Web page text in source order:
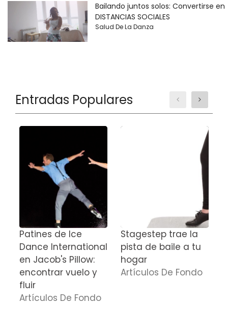
Bailando juntos solos: Convertirse en
DISTANCIAS SOCIALES
Salud De La Danza
Entradas Populares
Patines de Ice
Dance International
en Jacob's Pillow:
encontrar vuelo y
fluir
Artículos De Fondo
Stagestep trae la
pista de baile a tu
hogar
Artículos De Fondo